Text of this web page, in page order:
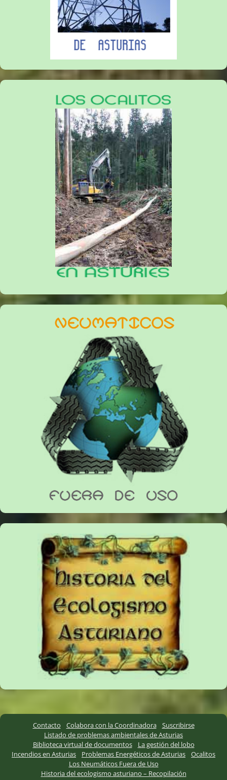
Contacto Colabora con la Coordinadora
Suscribirse
Listado de problemas ambientales de Asturias
Biblioteca virtual de documentos
La gestión del lobo
Incendios en Asturias
Problemas Energéticos de Asturias
Ocalitos
Los Neumáticos Fuera de Uso
Historia del ecologismo asturiano – Recopilación